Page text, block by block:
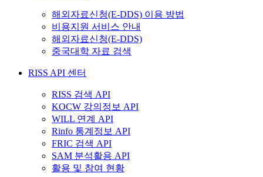
해외자료신청(E-DDS) 이용 방법
비용지원 서비스 안내
해외자료신청(E-DDS)
중국대학 자료 검색
RISS API 센터
RISS 검색 API
KOCW 강의정보 API
WILL 연계 API
Rinfo 통계정보 API
FRIC 검색 API
SAM 분석활용 API
활용 및 참여 현황